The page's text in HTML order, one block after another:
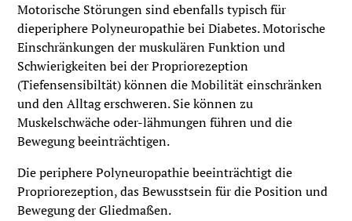
Motorische Störungen sind ebenfalls typisch für
dieperiphere Polyneuropathie bei Diabetes. Motorische
Einschränkungen der muskulären Funktion und
Schwierigkeiten bei der Propriorezeption
(Tiefensensibiltät) können die Mobilität einschränken
und den Alltag erschweren. Sie können zu
Muskelschwäche oder-lähmungen führen und die
Bewegung beeinträchtigen.
Die periphere Polyneuropathie beeinträchtigt die
Propriorezeption, das Bewusstsein für die Position und
Bewegung der Gliedmaßen.